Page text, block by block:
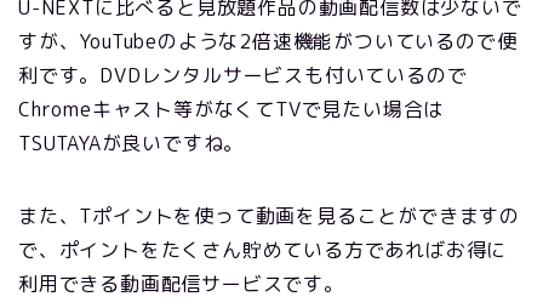
U-NEXTに比べると見放題作品の動画配信数は少ないで
すが、YouTubeのような2倍速機能がついているので便
利です。DVDレンタルサービスも付いているので
Chromeキャスト等がなくてTVで見たい場合は
TSUTAYAが良いですね。
また、Tポイントを使って動画を見ることができますの
で、ポイントをたくさん貯めている方であればお得に
利用できる動画配信サービスです。